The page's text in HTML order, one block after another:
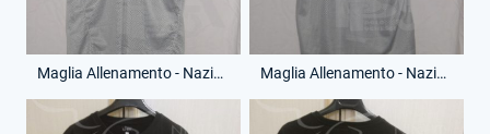
Maglia Allenamento - Nazionale - Portogallo - Anno 1995-96 - (Fronte) Maglia Allenamento - Nazionale - Portogallo - Anno 1995-96 - (Retro)